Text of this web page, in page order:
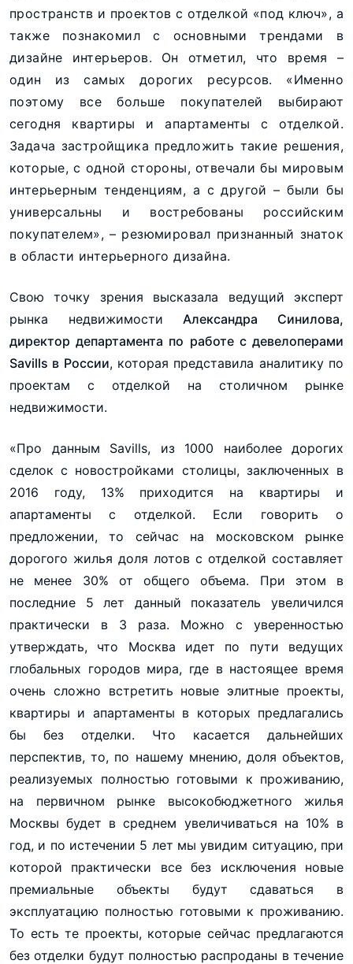
пространств и проектов с отделкой «под ключ», а
также познакомил с основными трендами в
дизайне интерьеров. Он отметил, что время –
один из самых дорогих ресурсов. «Именно
поэтому все больше покупателей выбирают
сегодня квартиры и апартаменты с отделкой.
Задача застройщика предложить такие решения,
которые, с одной стороны, отвечали бы мировым
интерьерным тенденциям, а с другой – были бы
универсальны и востребованы российским
покупателем», – резюмировал признанный знаток
в области интерьерного дизайна.
Свою точку зрения высказала ведущий эксперт
рынка недвижимостиАлександра Синилова,
директор департамента по работе с девелоперами
Savills в России, которая представила аналитику по
проектам с отделкой на столичном рынке
недвижимости.
«Про данным Savills, из 1000 наиболее дорогих
сделок с новостройками столицы, заключенных в
2016 году, 13% приходится на квартиры и
апартаменты с отделкой. Если говорить о
предложении, то сейчас на московском рынке
дорогого жилья доля лотов с отделкой составляет
не менее 30% от общего объема. При этом в
последние 5 лет данный показатель увеличился
практически в 3 раза. Можно с уверенностью
утверждать, что Москва идет по пути ведущих
глобальных городов мира, где в настоящее время
очень сложно встретить новые элитные проекты,
квартиры и апартаменты в которых предлагались
бы без отделки. Что касается дальнейших
перспектив, то, по нашему мнению, доля объектов,
реализуемых полностью готовыми к проживанию,
на первичном рынке высокобюджетного жилья
Москвы будет в среднем увеличиваться на 10% в
год, и по истечении 5 лет мы увидим ситуацию, при
которой практически все без исключения новые
премиальные объекты будут сдаваться в
эксплуатацию полностью готовыми к проживанию.
То есть те проекты, которые сейчас предлагаются
без отделки будут полностью распроданы в течение